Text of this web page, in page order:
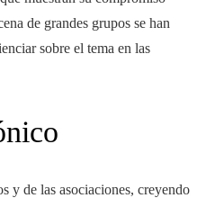
de grandes grupos se han
sobre el tema en las
y de las asociaciones, creyendo